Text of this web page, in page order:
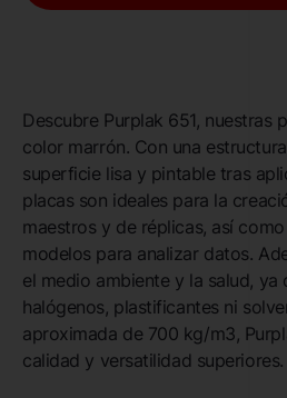
Descubre Purplak 651, nuestras
color marrón. Con una
superficie lisa y pintable tras
placas son ideales para la
maestros y de réplicas, así
modelos para analizar datos.
el medio ambiente y la salud, ya
halógenos, plastificantes ni
aproximada de 700 kg/m3,
calidad y versatilidad superiores.